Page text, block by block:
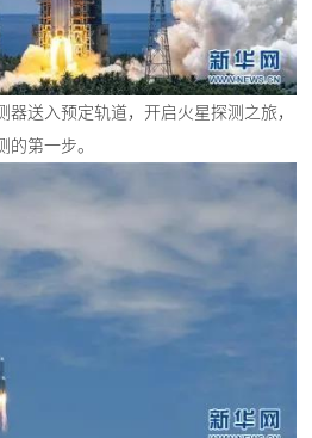
器送入预定轨道，开启火星探测之旅，
的第一步。